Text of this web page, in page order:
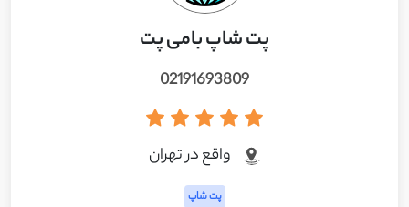
پت شاپ بامی پت
02191693809
واقع در تهران
پت شاپ